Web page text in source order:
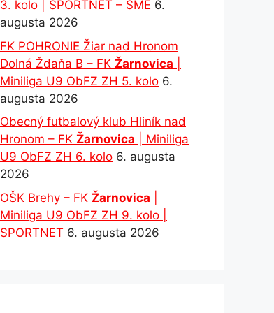
3. kolo | SPORTNET – SME 6.
augusta 2026
FK POHRONIE Žiar nad Hronom
Dolná Ždaňa B – FK Žarnovica
Miniliga U9 ObFZ ZH 5. kolo 6.
augusta 2026
Obecný futbalový klub Hliník nad
Hronom – FK Žarnovica | Miniliga
U9 ObFZ ZH 6. kolo 6. augusta
2026
OŠK Brehy – FK Žarnovica
Miniliga U9 ObFZ ZH 9. kolo |
SPORTNET 6. augusta 2026